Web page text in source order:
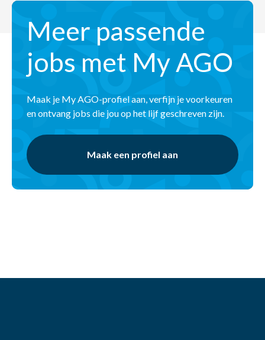
Meer passende
jobs met My AGO
Maak je My AGO-profiel aan, verfijn je voorkeuren
en ontvang jobs die jou op het lijf geschreven zijn.
Maak een profiel aan